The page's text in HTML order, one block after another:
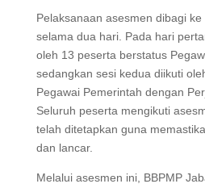
Pelaksanaan asesmen dibagi
selama dua hari. Pada hari
oleh 13 peserta berstatus
sedangkan sesi kedua diikuti
Pegawai Pemerintah dengan
Seluruh peserta mengikuti
telah ditetapkan guna
dan lancar.
Melalui asesmen ini, BBPMP